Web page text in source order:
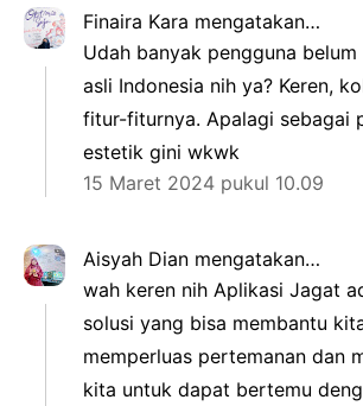
Finaira Kara mengatakan…
Udah banyak pengguna belum
asli Indonesia nih ya? Keren,
fitur-fiturnya. Apalagi sebagai
estetik gini wkwk
15 Maret 2024 pukul 10.09
Aisyah Dian mengatakan…
wah keren nih Aplikasi Jagat
solusi yang bisa membantu
memperluas pertemanan dan
kita untuk dapat bertemu